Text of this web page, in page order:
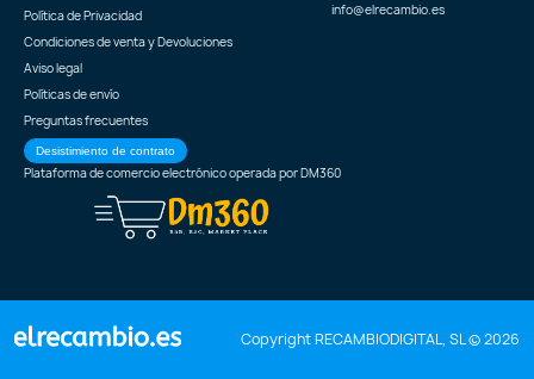
Política de Privacidad
Condiciones de venta y Devoluciones
Aviso legal
Políticas de envío
Preguntas frecuentes
Desistimiento de contrato
info@elrecambio.es
Plataforma de comercio electrónico operada porDM360
Copyright RECAMBIODIGITAL, SL © 2026